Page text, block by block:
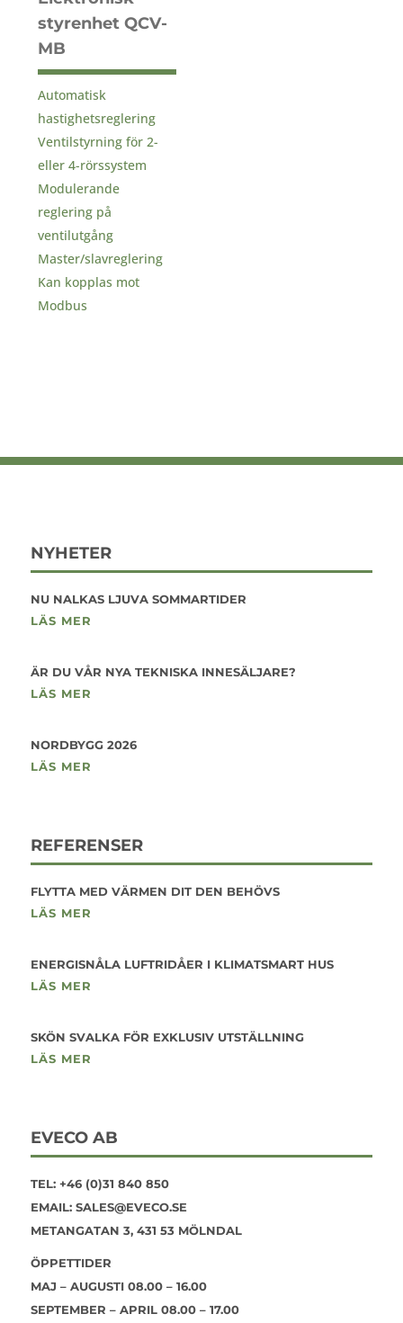
styrenhet QCV-
MB
Automatisk
hastighetsreglering
Ventilstyrning för 2-
eller 4-rörssystem
Modulerande
reglering på
ventilutgång
Master/slavreglering
Kan kopplas mot
Modbus
NYHETER
NU NALKAS LJUVA SOMMARTIDER
LÄS MER
ÄR DU VÅR NYA TEKNISKA INNESÄLJARE?
LÄS MER
NORDBYGG 2026
LÄS MER
REFERENSER
FLYTTA MED VÄRMEN DIT DEN BEHÖVS
LÄS MER
ENERGISNÅLA LUFTRIDÅER I KLIMATSMART HUS
LÄS MER
SKÖN SVALKA FÖR EXKLUSIV UTSTÄLLNING
LÄS MER
EVECO AB
TEL: +46 (0)31 840 850
EMAIL: SALES@EVECO.SE
METANGATAN 3, 431 53 MÖLNDAL
ÖPPETTIDER
MAJ – AUGUSTI 08.00 – 16.00
SEPTEMBER – APRIL 08.00 – 17.00